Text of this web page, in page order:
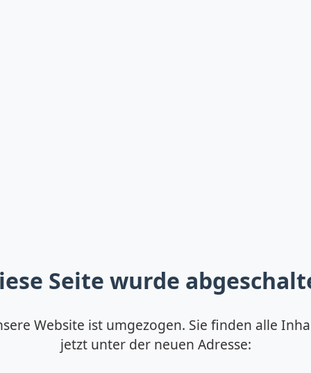
Seite wurde
Website ist umgezogen. Sie finden alle
jetzt unter der neuen Adresse: